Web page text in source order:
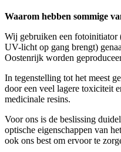
Waarom hebben sommige
Wij gebruiken een fotoinitiator
UV-licht op gang brengt)
Oostenrijk worden
In tegenstelling tot het meest
door een veel lagere toxiciteit
medicinale resins.
Voor ons is de beslissing
optische eigenschappen van
ook ons best om ervoor te